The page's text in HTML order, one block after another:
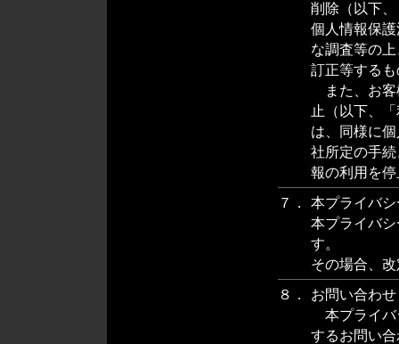
削除（以下
個人情報保
な調査等の
訂正等する
また、お客
止（以下、
は、同様に
社所定の手
報の利用を
７．
本プライバ
本プライバ
す。
その場合、
８．
お問い合わせ
本プライバ
するお問い